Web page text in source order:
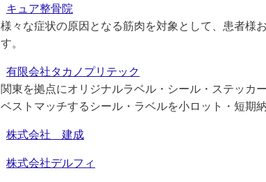
キュア整骨院
様々な症状の原因となる筋肉を対象として、患者様
す。
有限会社タカノプリテック
関東を拠点にオリジナルラベル・シール・ステッカ
ベストマッチするシール・ラベルを小ロット・短期
株式会社 建成
株式会社デルフィ